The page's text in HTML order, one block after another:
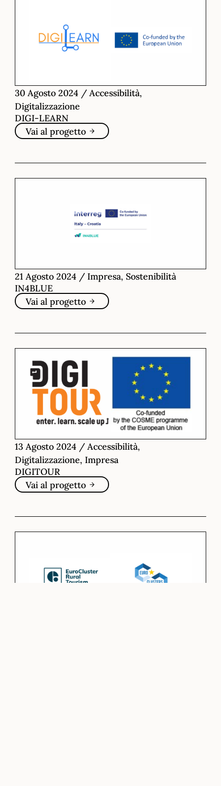
30 Agosto 2024 / Accessibilità,
Digitalizzazione
DIGI-LEARN
Vai al progetto
21 Agosto 2024 / Impresa, Sostenibilità
IN4BLUE
Vai al progetto
13 Agosto 2024 / Accessibilità,
Digitalizzazione, Impresa
DIGITOUR
Vai al progetto